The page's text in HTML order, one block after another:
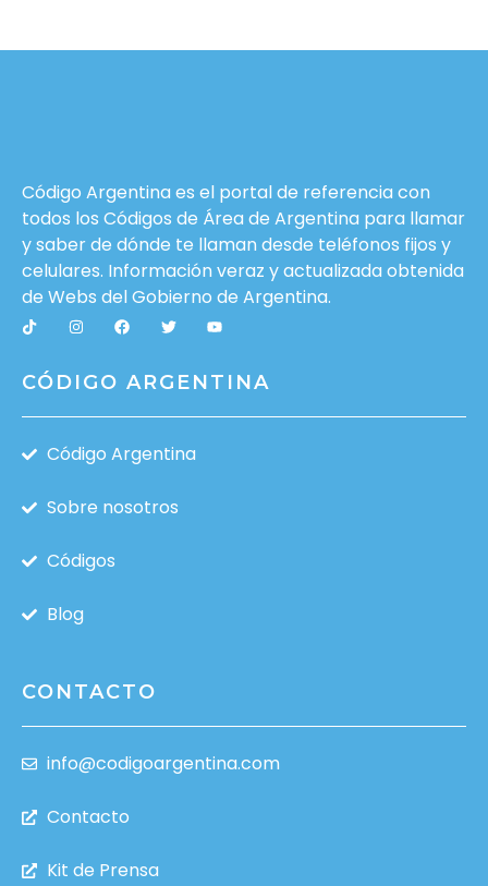
Código Argentina es el portal de referencia con
todos los Códigos de Área de Argentina para llamar
y saber de dónde te llaman desde teléfonos fijos y
celulares. Información veraz y actualizada obtenida
de Webs delGobierno de Argentina.
CÓDIGO ARGENTINA
Código Argentina
Sobre nosotros
Códigos
Blog
CONTACTO
info@codigoargentina.com
Contacto
Kit de Prensa